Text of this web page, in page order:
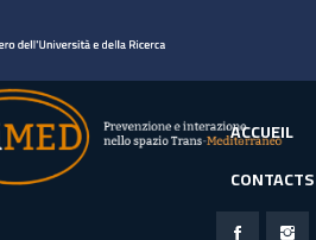
ACCUEIL
CONTACTS